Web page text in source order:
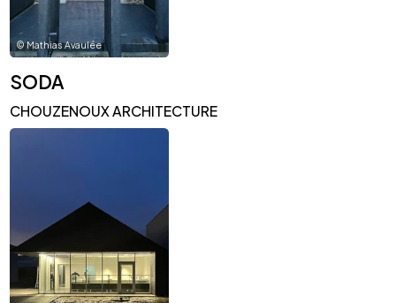
©Mathias Avaulée
SODA
CHOUZENOUX ARCHITECTURE